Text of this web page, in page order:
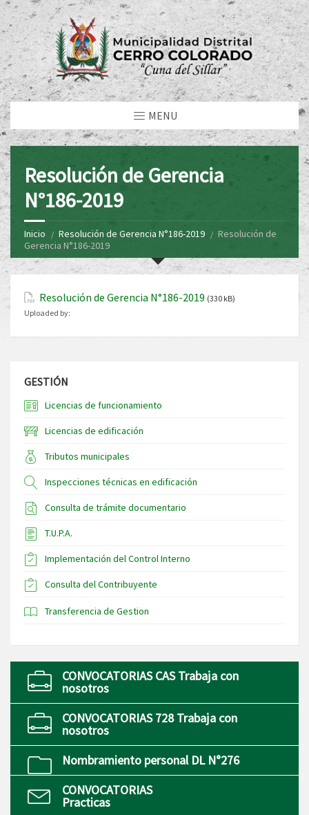
MENU
Resolución de Gerencia
N°186-2019
Inicio Resolución de Gerencia N°186-2019
Resolución de
Gerencia N°186-2019
Resolución de Gerencia N°186-2019 (330 kB)
Uploaded by:
GESTIÓN
Licencias de funcionamiento
Licencias de edificación
Tributos municipales
Inspecciones técnicas en edificación
Consulta de trámite documentario
T.U.P.A.
Implementación del Control Interno
Consulta del Contribuyente
Transferencia de Gestion
CONVOCATORIAS CAS Trabaja con
nosotros
CONVOCATORIAS 728 Trabaja con
nosotros
Nombramiento personal DL N°276
CONVOCATORIAS
Practicas